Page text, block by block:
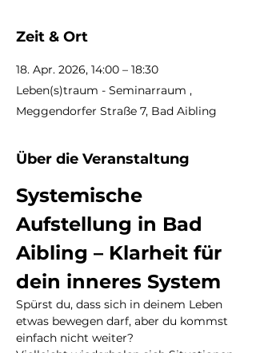
Zeit & Ort
18. Apr. 2026, 14:00 – 18:30
Leben(s)traum - Seminarraum ,
Meggendorfer Straße 7, Bad Aibling
Über die Veranstaltung
Systemische
Aufstellung in Bad
Aibling – Klarheit für
dein inneres System
Spürst du, dass sich in deinem Leben
etwas bewegen darf, aber du kommst
einfach nicht weiter?